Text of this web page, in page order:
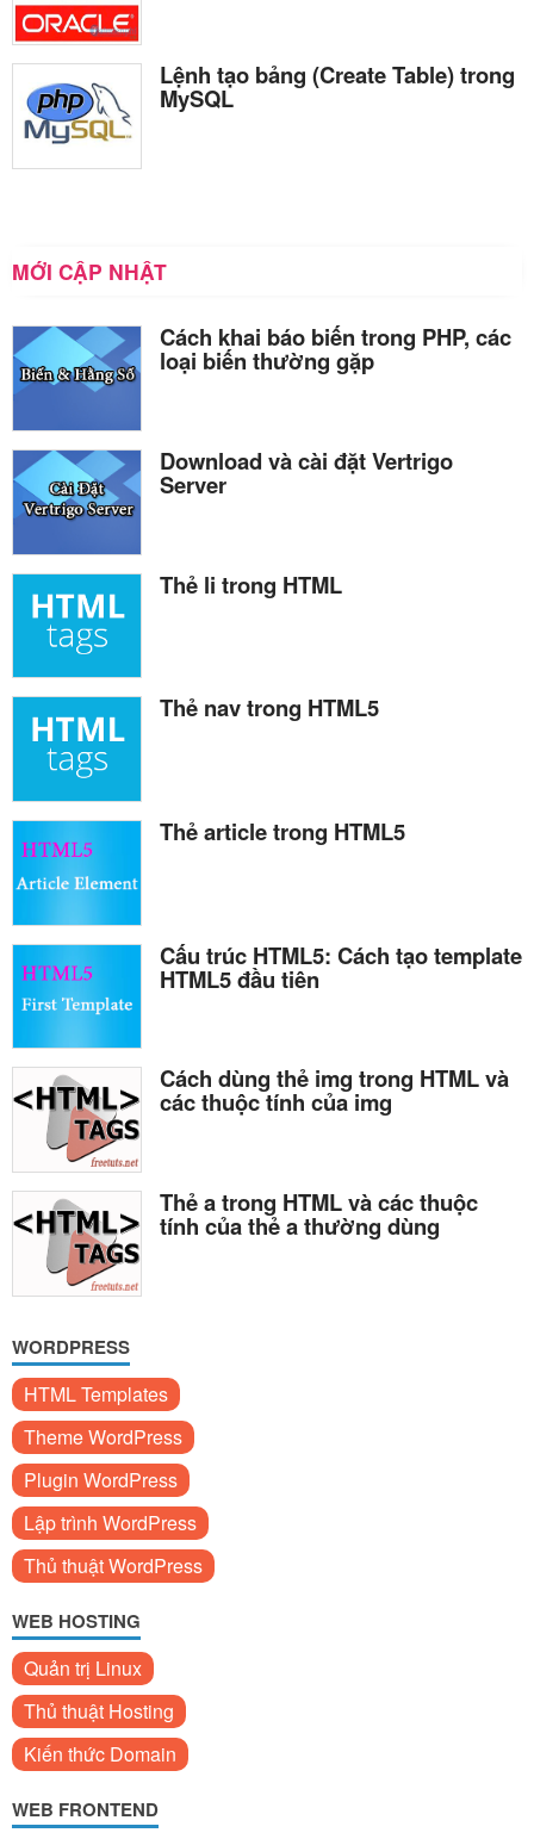
Lệnh tạo bảng (Create Table) trong
MySQL
MỚI CẬP NHẬT
Cách khai báo biến trong PHP, các
loại biến thường gặp
Download và cài đặt Vertrigo
Server
Thẻ li trong HTML
Thẻ nav trong HTML5
Thẻ article trong HTML5
Cấu trúc HTML5: Cách tạo template
HTML5 đầu tiên
Cách dùng thẻ img trong HTML và
các thuộc tính của img
Thẻ a trong HTML và các thuộc
tính của thẻ a thường dùng
WORDPRESS
HTML Templates
Theme WordPress
Plugin WordPress
Lập trình WordPress
Thủ thuật WordPress
WEB HOSTING
Quản trị Linux
Thủ thuật Hosting
Kiến thức Domain
WEB FRONTEND